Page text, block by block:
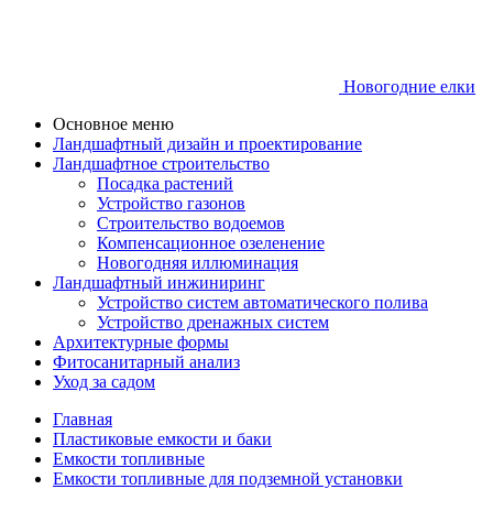
Новогодние елки
Основное меню
Ландшафтный дизайн и проектирование
Ландшафтное строительство
Посадка растений
Устройство газонов
Строительство водоемов
Компенсационное озеленение
Новогодняя иллюминация
Ландшафтный инжиниринг
Устройство систем автоматического полива
Устройство дренажных систем
Aрхитектурные формы
Фитосанитарный анализ
Уход за садом
Главная
Пластиковые емкости и баки
Емкости топливные
Емкости топливные для подземной установки